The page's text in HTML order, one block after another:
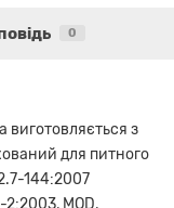
0
з
для питного
144:2007
2:2003, MOD.